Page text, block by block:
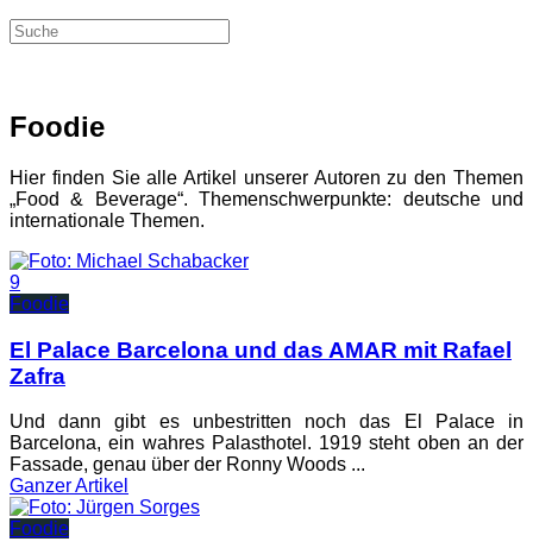
Foodie
Hier finden Sie alle Artikel unserer Autoren zu den Themen
„Food & Beverage“. Themenschwerpunkte: deutsche und
internationale Themen.
9
Foodie
El Palace Barcelona und das AMAR mit Rafael
Zafra
Und dann gibt es unbestritten noch das El Palace in
Barcelona, ein wahres Palasthotel. 1919 steht oben an der
Fassade, genau über der Ronny Woods ...
GanzerArtikel
Foodie